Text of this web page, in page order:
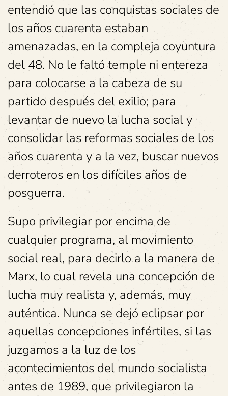
entendió que las conquistas sociales de
los años cuarenta estaban
amenazadas, en la compleja coyuntura
del 48. No le faltó temple ni entereza
para colocarse a la cabeza de su
partido después del exilio; para
levantar de nuevo la lucha social y
consolidar las reformas sociales de los
años cuarenta y a la vez, buscar nuevos
derroteros en los difíciles años de
posguerra.
Supo privilegiar por encima de
cualquier programa, al movimiento
social real, para decirlo a la manera de
Marx, lo cual revela una concepción de
lucha muy realista y, además, muy
auténtica. Nunca se dejó eclipsar por
aquellas concepciones infértiles, si las
juzgamos a la luz de los
acontecimientos del mundo socialista
antes de 1989, que privilegiaron la